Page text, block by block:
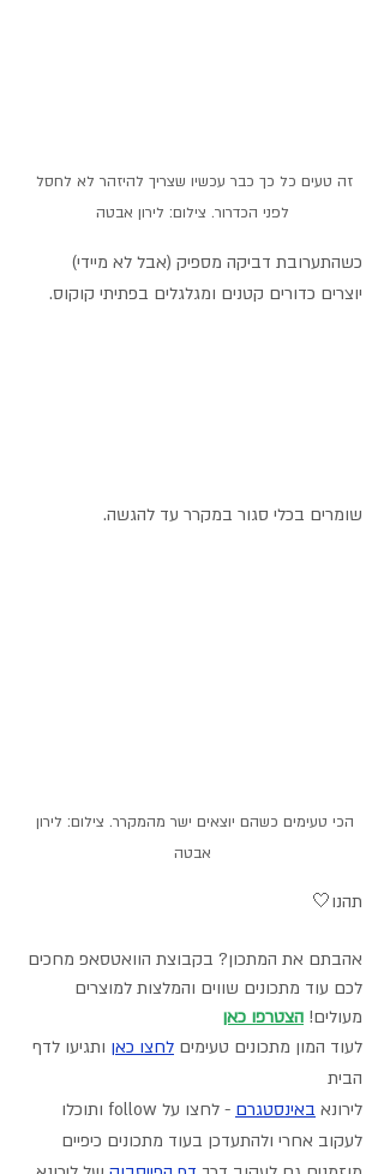
זה טעים כל כך כבר עכשיו שצריך להיזהר לא לחסל
לפני הכדרור. צילום: לירון אבטה
כשהתערובת דביקה מספיק (אבל לא מיידי)
יוצרים כדורים קטנים ומגלגלים בפתיתי קוקוס.
שומרים בכלי סגור במקרר עד להגשה.
הכי טעימים כשהם יוצאים ישר מהמקרר. צילום: לירון
אבטה
תהנו🤍
אהבתם את המתכון? בקבוצת הוואטסאפ מחכים
לכם עוד מתכונים שווים והמלצות למוצרים
מעולים! הצטרפו כאן
לעוד המון מתכונים טעימים לחצו כאן ותגיעו לדף
הבית
לירונא באינסטגרם
- לחצו על follow ותוכלו
לעקוב אחרי ולהתעדכן בעוד מתכונים כיפיים